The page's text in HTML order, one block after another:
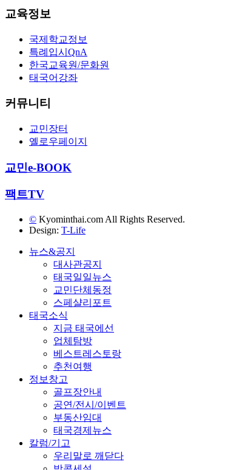
교육정보
국제학교정보
특례입시QnA
한국교육원/문화원
태국어강좌
커뮤니티
교민장터
옐로우페이지
교민e-BOOK
팩트TV
© Kyominthai.com All Rights Reserved.
Design: T-Life
뉴스&공지
대사관공지
태국일일뉴스
교민단체동정
스페샬리포트
태국소식
지금 태국에선
업체탐방
베스트레스토랑
추천여행
정보창고
골프장안내
공연/전시/이벤트
부동산임대
태국경제뉴스
칼럼/기고
우리말로 깨닫다